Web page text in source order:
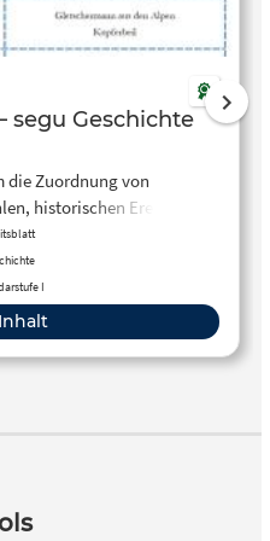
segu Geschichte
die Zuordnung von
historischen Ereignissen
I